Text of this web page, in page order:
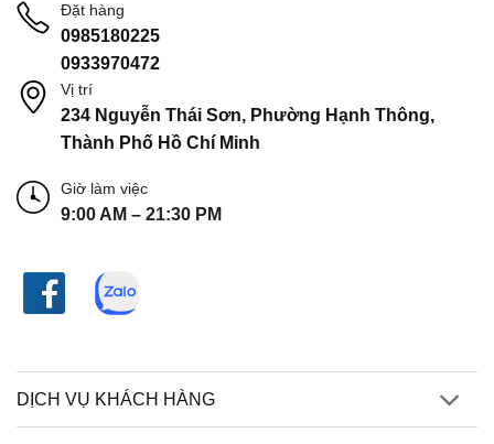
Đặt hàng
0985180225
0933970472
Vị trí
234 Nguyễn Thái Sơn, Phường Hạnh Thông,
Thành Phố Hồ Chí Minh
Giờ làm việc
9:00 AM – 21:30 PM
DỊCH VỤ KHÁCH HÀNG